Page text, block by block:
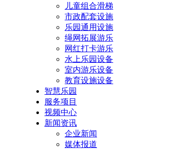
儿童组合滑梯
市政配套设施
乐园通用设施
绳网拓展游乐
网红打卡游乐
水上乐园设备
室内游乐设备
教育设施设备
智慧乐园
服务项目
视频中心
新闻资讯
企业新闻
媒体报道